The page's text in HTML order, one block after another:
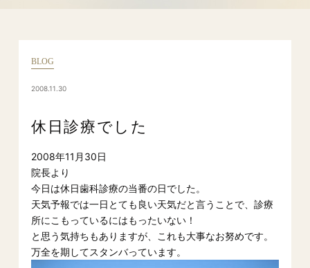
BLOG
2008.11.30
休日診療でした
2008年11月30日
院長より
今日は休日歯科診療の当番の日でした。
天気予報では一日とても良い天気だと言うことで、診療
所にこもっているにはもったいない！
と思う気持ちもありますが、これも大事なお努めです。
万全を期してスタンバっています。